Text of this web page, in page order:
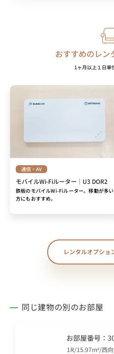
おすすめのレン
1ヶ月以上１日単
通信・AV
モバイルWi-Fiルーター｜U3 DOR2
鉄板のモバイルWi-Fiルーター。移動が多い
方にもおすすめ。
レンタルオプショ
同じ建物の別のお部屋
お部屋番号：
1R/15.97m²/西